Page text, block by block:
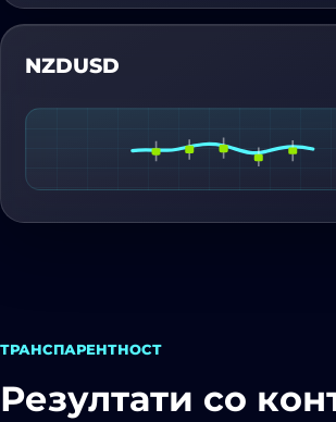
NZDUSD
ТРАНСПАРЕНТНОСТ
Резултати со